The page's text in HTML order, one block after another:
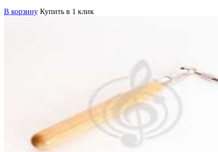
В корзину Купить в 1 клик